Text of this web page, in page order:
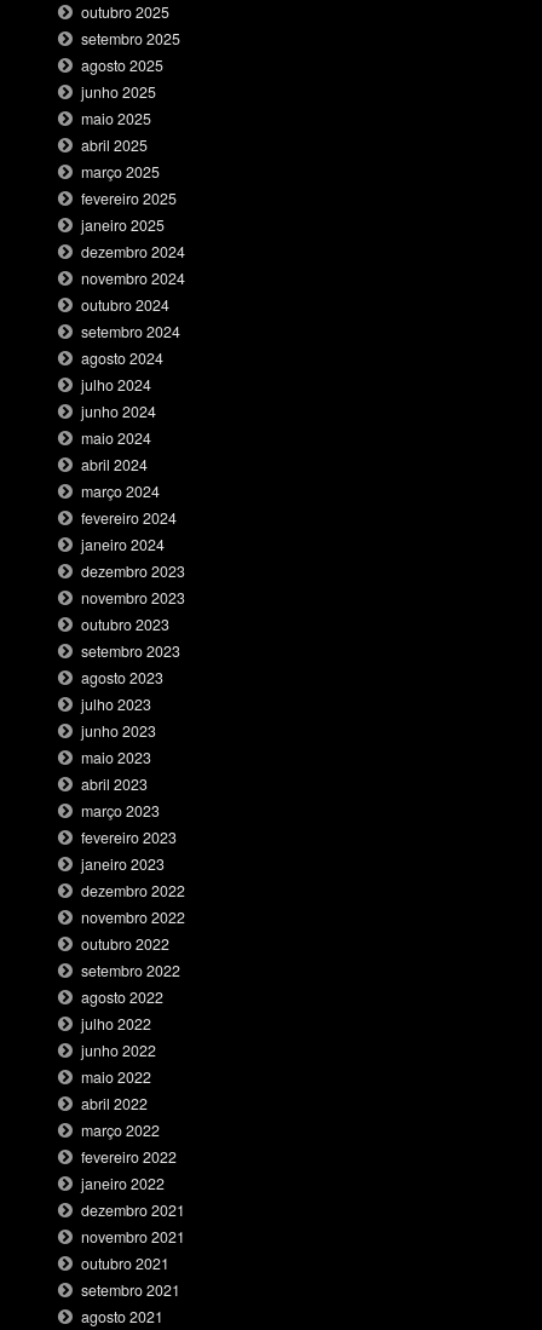
outubro 2025
setembro 2025
agosto 2025
junho 2025
maio 2025
abril 2025
março 2025
fevereiro 2025
janeiro 2025
dezembro 2024
novembro 2024
outubro 2024
setembro 2024
agosto 2024
julho 2024
junho 2024
maio 2024
abril 2024
março 2024
fevereiro 2024
janeiro 2024
dezembro 2023
novembro 2023
outubro 2023
setembro 2023
agosto 2023
julho 2023
junho 2023
maio 2023
abril 2023
março 2023
fevereiro 2023
janeiro 2023
dezembro 2022
novembro 2022
outubro 2022
setembro 2022
agosto 2022
julho 2022
junho 2022
maio 2022
abril 2022
março 2022
fevereiro 2022
janeiro 2022
dezembro 2021
novembro 2021
outubro 2021
setembro 2021
agosto 2021